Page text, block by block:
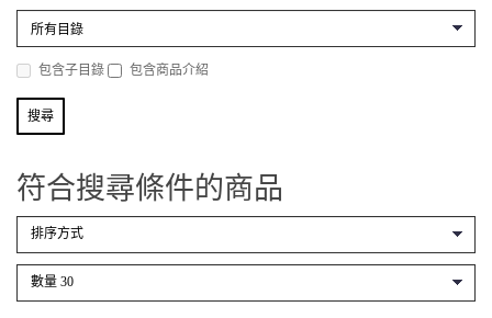
包含子目錄 包含商品介紹
符合搜尋條件的商品